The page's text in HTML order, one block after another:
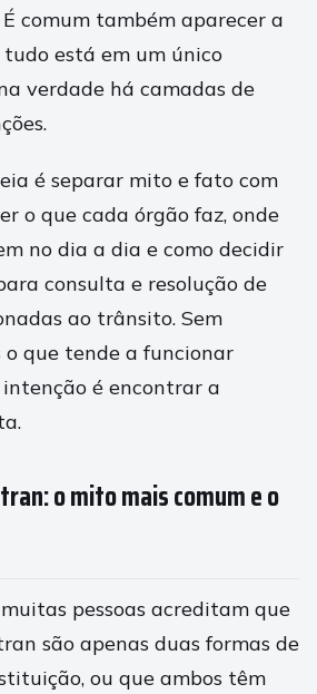
comum também aparecer a
tudo está em um único
verdade há camadas de
é separar mito e fato com
o que cada órgão faz, onde
no dia a dia e como decidir
consulta e resolução de
ao trânsito. Sem
o que tende a funcionar
é encontrar a
o mito mais comum e o
pessoas acreditam que
são apenas duas formas de
ou que ambos têm